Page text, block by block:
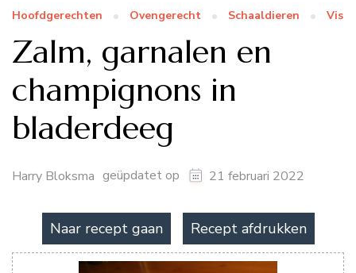
Hoofdgerechten Ovengerecht Schaaldieren Vis
Zalm, garnalen en
champignons in
bladerdeeg
Harry Bloksma geüpdatet op 21 februari 2022
Naar recept gaan Recept afdrukken